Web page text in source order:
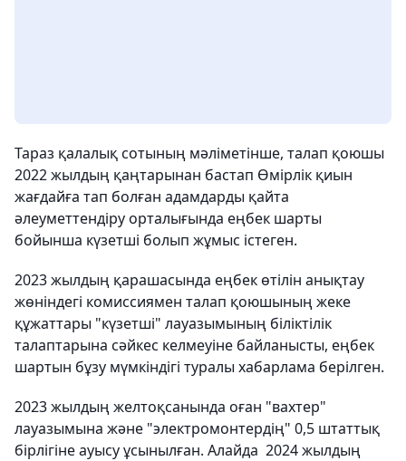
Тараз қалалық сотының мәліметінше, талап қоюшы
2022 жылдың қаңтарынан бастап Өмірлік қиын
жағдайға тап болған адамдарды қайта
әлеуметтендіру орталығында еңбек шарты
бойынша күзетші болып жұмыс істеген.
2023 жылдың қарашасында еңбек өтілін анықтау
жөніндегі комиссиямен талап қоюшының жеке
құжаттары "күзетші" лауазымының біліктілік
талаптарына сәйкес келмеуіне байланысты, еңбек
шартын бұзу мүмкіндігі туралы хабарлама берілген.
2023 жылдың желтоқсанында оған "вахтер"
лауазымына және "электромонтердің" 0,5 штаттық
бірлігіне ауысу ұсынылған. Алайда 2024 жылдың